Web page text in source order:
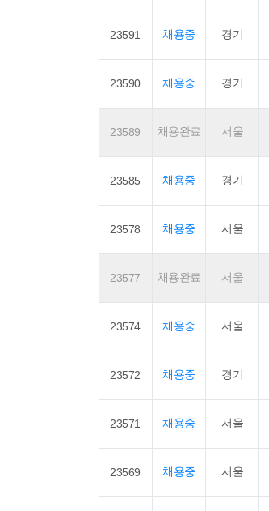
23591 채용중 경기
23590 채용중 경기
23589 채용완료 서울
23585 채용중 경기
23578 채용중 서울
23577 채용완료 서울
23574 채용중 서울
23572 채용중 경기
23571 채용중 서울
23569 채용중 서울